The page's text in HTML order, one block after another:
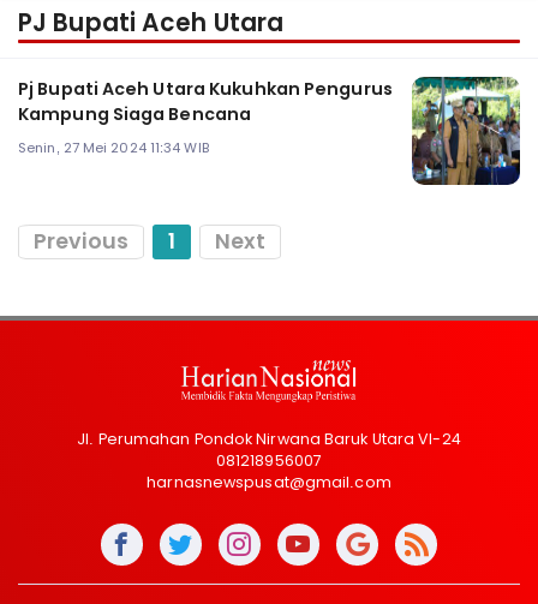
PJ Bupati Aceh Utara
Pj Bupati Aceh Utara Kukuhkan Pengurus
Kampung Siaga Bencana
Senin, 27 Mei 2024 11:34 WIB
Previous 1 Next
Jl. Perumahan Pondok Nirwana Baruk Utara VI-24
081218956007
harnasnewspusat@gmail.com